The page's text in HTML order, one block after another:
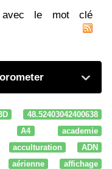
le mot clé
48.52403042400638
A4
academie
acculturation
ADN
aérienne
affichage